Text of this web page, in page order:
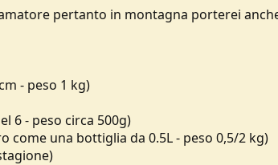
pertanto in montagna porterei
- peso 1 kg)
6 - peso circa 500g)
una bottiglia da 0.5L - peso 0,5/2 kg)